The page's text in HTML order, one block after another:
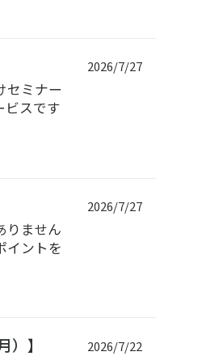
セミナー
ビスです
2026/7/27
りません
イントを
2026/7/27
】 2026/7/22